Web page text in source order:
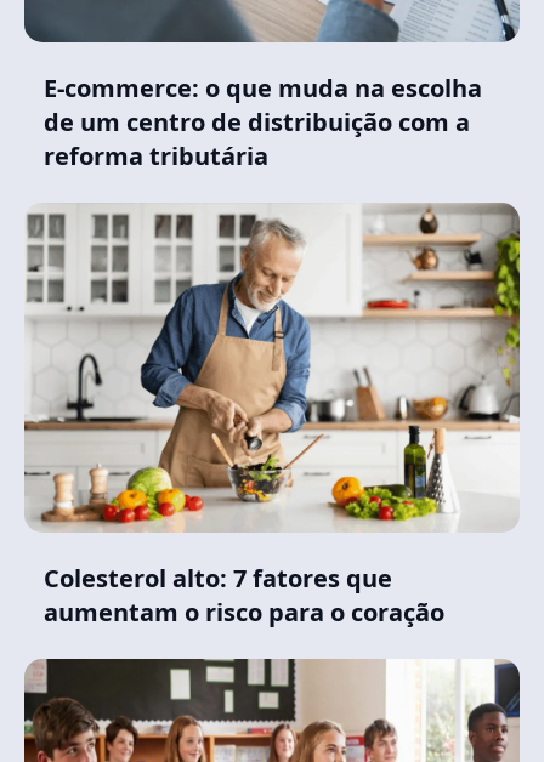
E-commerce: o que muda na escolha
de um centro de distribuição com a
reforma tributária
Colesterol alto: 7 fatores que
aumentam o risco para o coração